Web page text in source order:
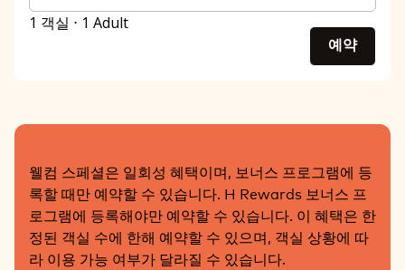
1 객실 ⋅ 1 Adult
예약
웰컴 스페셜은 일회성 혜택이며, 보너스 프로그램에 등
록할 때만 예약할 수 있습니다. H Rewards 보너스 프
로그램에 등록해야만 예약할 수 있습니다. 이 혜택은 한
정된 객실 수에 한해 예약할 수 있으며, 객실 상황에 따
라 이용 가능 여부가 달라질 수 있습니다.